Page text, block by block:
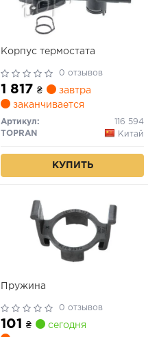
Корпус термостата
0 отзывов
1 817 ₴
завтра
заканчивается
Артикул:
116 594
TOPRAN
Китай
КУПИТЬ
Пружина
0 отзывов
101 ₴
сегодня